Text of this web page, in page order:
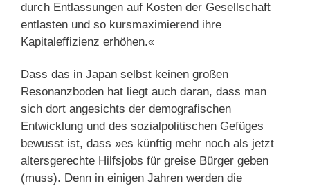
durch Entlassungen auf Kosten der Gesellschaft
entlasten und so kursmaximierend ihre
Kapitaleffizienz erhöhen.«
Dass das in Japan selbst keinen großen
Resonanzboden hat liegt auch daran, dass man
sich dort angesichts der demografischen
Entwicklung und des sozialpolitischen Gefüges
bewusst ist, dass »es künftig mehr noch als jetzt
altersgerechte Hilfsjobs für greise Bürger geben
(muss). Denn in einigen Jahren werden die